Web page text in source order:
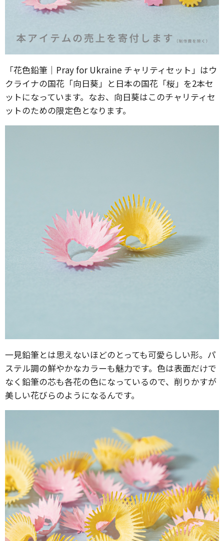
「花色鉛筆｜Pray for Ukraine チャリティセット」はウ
クライナの国花「向日葵」と日本の国花「桜」を2本セ
ットになっています。なお、向日葵はこのチャリティセ
ットのための限定色となります。
一見鉛筆とは思えないほどのとっても可愛らしい形。パ
ステル調の鮮やかなカラーも魅力です。色は表面だけで
なく鉛筆の芯も各花の色になっているので、削りかすが
美しい花びらのようになるんです。